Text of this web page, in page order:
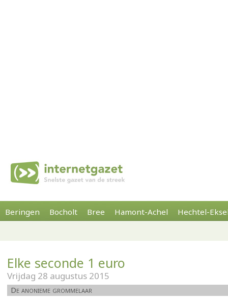
Beringen Bocholt Bree Hamont-Achel Hechtel-
Elke seconde 1 euro
Vrijdag 28 augustus 2015
De anonieme grommelaar